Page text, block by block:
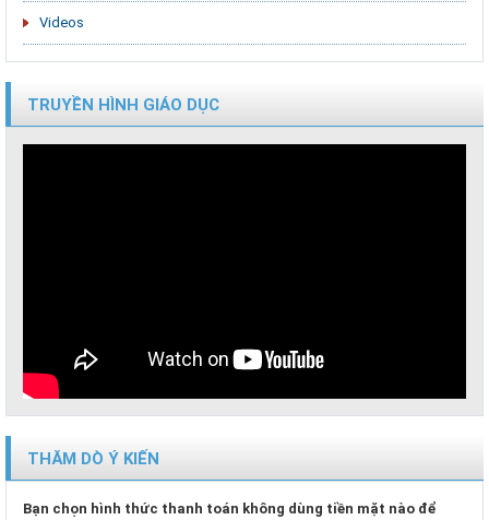
Videos
TRUYỀN HÌNH GIÁO DỤC
THĂM DÒ Ý KIẾN
Bạn chọn hình thức thanh toán không dùng tiền mặt nào để